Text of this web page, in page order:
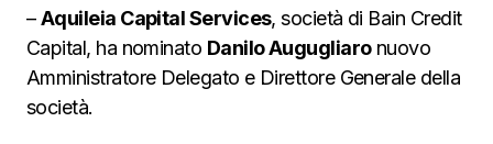
–Aquileia Capital Services, società di Bain Credit
Capital, ha nominato Danilo Augugliaronuovo
Amministratore Delegato e Direttore Generale della
società.